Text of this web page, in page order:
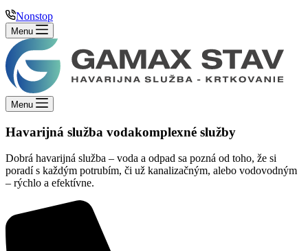
Nonstop
Menu
Menu
Havarijná služba vodakomplexné služby
Dobrá havarijná služba – voda a odpad sa pozná od toho, že si
poradí s každým potrubím, či už kanalizačným, alebo vodovodným
– rýchlo a efektívne.